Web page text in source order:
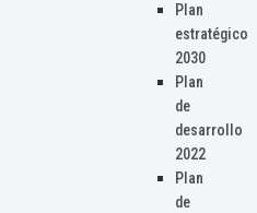
Plan
estratégico
2030
Plan
de
desarrollo
2022
Plan
de